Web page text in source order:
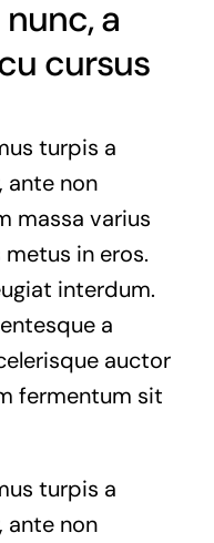
a
cursus
turpis a
ante non
massa varius
in eros.
interdum.
a
auctor
fermentum sit
turpis a
ante non